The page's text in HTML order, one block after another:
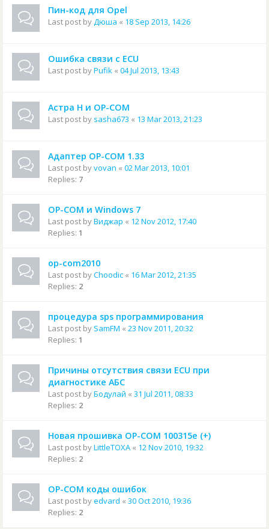
Пин-код для Opel
Last post byДюша « 18 Sep 2013, 14:26
Ошибка связи с ECU
Last post byPufik « 04 Jul 2013, 13:43
Астра Н и OP-COM
Last post by sasha673 « 13 Mar 2013, 21:23
Адаптер OP-COM 1.33
Last post byvovan « 02 Mar 2013, 10:01
Replies: 7
OP-COM и Windows 7
Last post byВиджар « 12 Nov 2012, 17:40
Replies: 1
op-com2010
Last post byChoodic « 16 Mar 2012, 21:35
Replies: 2
процедура sps программирования
Last post by SamFM « 23 Nov 2011, 20:32
Replies: 1
Причины отсутствия связи ECU при
диагностике АБС
Last post byБодулай « 31 Jul 2011, 08:33
Replies: 2
Новая прошивка OP-COM 100315e (+)
Last post byLittleTOXA « 12 Nov 2010, 19:32
Replies: 2
OP-COM коды ошибок
Last post byedvard « 30 Oct 2010, 19:36
Replies: 2